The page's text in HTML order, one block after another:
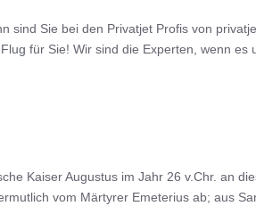
sind Sie bei den Privatjet Profis von
für Sie! Wir sind die Experten, wenn es
Kaiser Augustus im Jahr 26 v.Chr. an
vom Märtyrer Emeterius ab; aus